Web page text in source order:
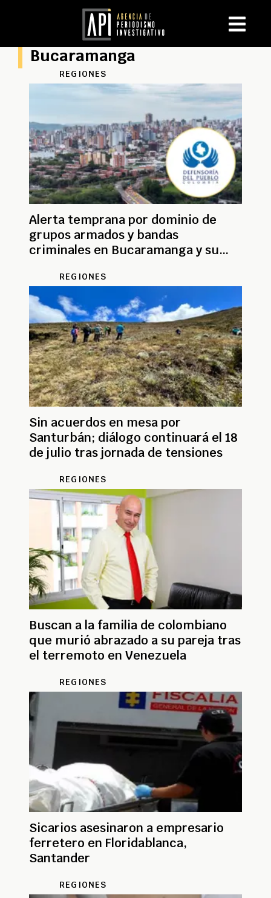
Bucaramanga
REGIONES
Alerta temprana por dominio de
grupos armados y bandas
criminales en Bucaramanga y su
REGIONES
Sin acuerdos en mesa por
Santurbán; diálogo continuará el 18
de julio tras jornada de tensiones
REGIONES
Buscan a la familia de colombiano
que murió abrazado a su pareja tras
el terremoto en Venezuela
REGIONES
Sicarios asesinaron a empresario
ferretero en Floridablanca,
Santander
REGIONES